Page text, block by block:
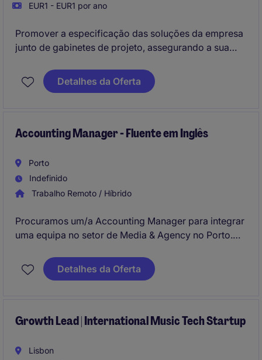
EUR1 - EUR1 por ano
Promover a especificação das soluções da empresa
junto de gabinetes de projeto, assegurando a sua
cadernos de encargos e memórias descritivas,
através de uma atuação de suporte e influência
Detalhes da Oferta
Accounting Manager - Fluente em Inglês
Porto
Indefinido
Trabalho Remoto / Híbrido
Procuramos um/a Accounting Manager para integrar
uma equipa no setor de Media & Agency no Porto.
e gerir as operações financeiras e contabilísticas da
empresa.
Detalhes da Oferta
Growth Lead | International Music Tech Startup
Lisbon